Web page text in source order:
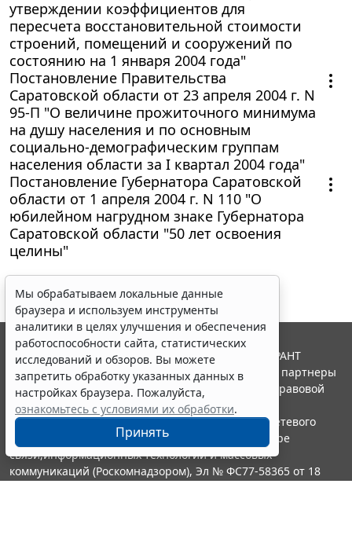
утверждении коэффициентов для
пересчета восстановительной стоимости
строений, помещений и сооружений по
состоянию на 1 января 2004 года"
Постановление Правительства
Саратовской области от 23 апреля 2004 г. N
95-П "О величине прожиточного минимума
на душу населения и по основным
социально-демографическим группам
населения области за I квартал 2004 года"
Постановление Губернатора Саратовской
области от 1 апреля 2004 г. N 110 "О
юбилейном нагрудном знаке Губернатора
Саратовской области "50 лет освоения
целины"
Мы обрабатываем локальные данные
браузера и используем инструменты
аналитики в целях улучшения и обеспечения
работоспособности сайта, статистических
исследований и обзоров. Вы можете
запретить обработку указанных данных в
настройках браузера. Пожалуйста,
ознакомьтесь с условиями их обработки.
Принять
© ООО "НПП "ГАРАНТ-СЕРВИС", 2026. Система ГАРАНТ
выпускается с 1990 года. Компания "Гарант" и ее партнеры
являются участниками Российской ассоциации правовой
информации ГАРАНТ.
Портал ГАРАНТ.РУ зарегистрирован в качестве сетевого
издания Федеральной службой по надзору в сфере
связи,информационных технологий и массовых
коммуникаций (Роскомнадзором), Эл № ФС77-58365 от 18